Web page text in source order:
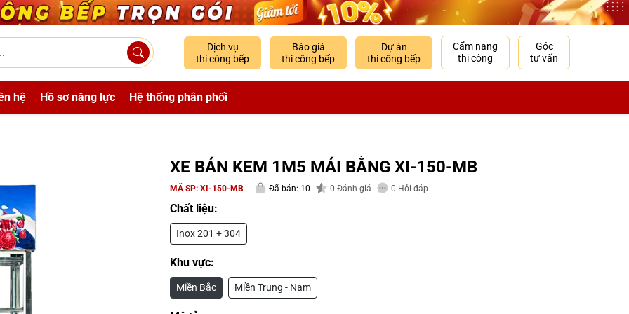
Dịch vụ
thi công bếp
Báo giá
thi công bếp
Dự án
thi công bếp
Cẩm nang
thi công
Góc
tư vấn
hệ Hồ sơ năng lực Hệ thống phân phối
XE BÁN KEM 1M5 MÁI BẰNG XI-150-MB
MÃ SP: XI-150-MB Đã bán: 10 0 Đánh giá 0 Hỏi đáp
Chất liệu:
Inox 201 + 304
Khu vực:
Miền Bắc Miền Trung - Nam